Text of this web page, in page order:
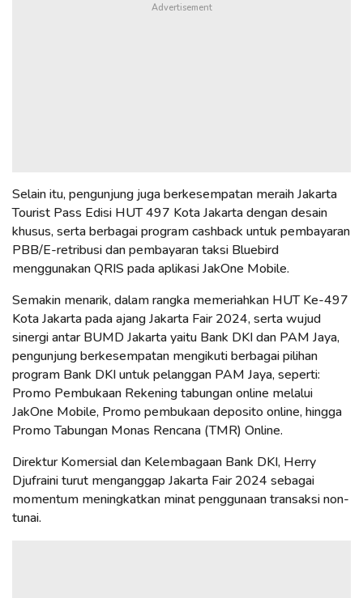
Selain itu, pengunjung juga berkesempatan meraih Jakarta
Tourist Pass Edisi HUT 497 Kota Jakarta dengan desain
khusus, serta berbagai program cashback untuk pembayaran
PBB/E-retribusi dan pembayaran taksi Bluebird
menggunakan QRIS pada aplikasi JakOne Mobile.
Semakin menarik, dalam rangka memeriahkan HUT Ke-497
Kota Jakarta pada ajang Jakarta Fair 2024, serta wujud
sinergi antar BUMD Jakarta yaitu Bank DKI dan PAM Jaya,
pengunjung berkesempatan mengikuti berbagai pilihan
program Bank DKI untuk pelanggan PAM Jaya, seperti:
Promo Pembukaan Rekening tabungan online melalui
JakOne Mobile, Promo pembukaan deposito online, hingga
Promo Tabungan Monas Rencana (TMR) Online.
Direktur Komersial dan Kelembagaan Bank DKI, Herry
Djufraini turut menganggap Jakarta Fair 2024 sebagai
momentum meningkatkan minat penggunaan transaksi non-
tunai.